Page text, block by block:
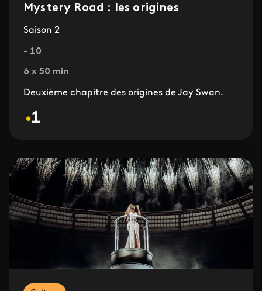
Mystery Road : les origines
Saison 2
- 10
6 x 50 min
Deuxième chapitre des origines de Jay Swan.